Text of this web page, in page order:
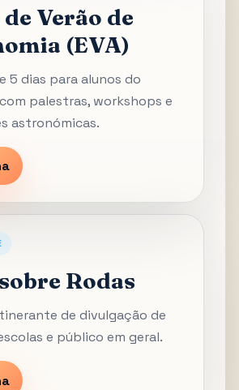
Verão de
(EVA)
5 dias para alunos do
palestras, workshops e
astronómicas.
Rodas
de divulgação de
e público em geral.